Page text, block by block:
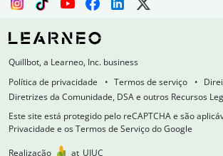
Quillbot, a Learneo, Inc. business
Política de privacidade
Termos de serviço
Diretrizes da Comunidade, DSA e outros Recursos
Este site está protegido pelo reCAPTCHA e são
Privacidade e os Termos de Serviço do Google
Realização
at UIUC